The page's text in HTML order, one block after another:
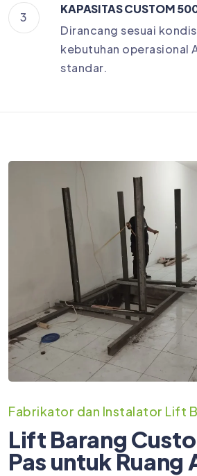
3
KAPASITAS CUSTOM
Dirancang sesuai
kebutuhan operasional
standar.
Fabrikator dan Instalator Lift
Lift Barang
Pas untuk Ruang